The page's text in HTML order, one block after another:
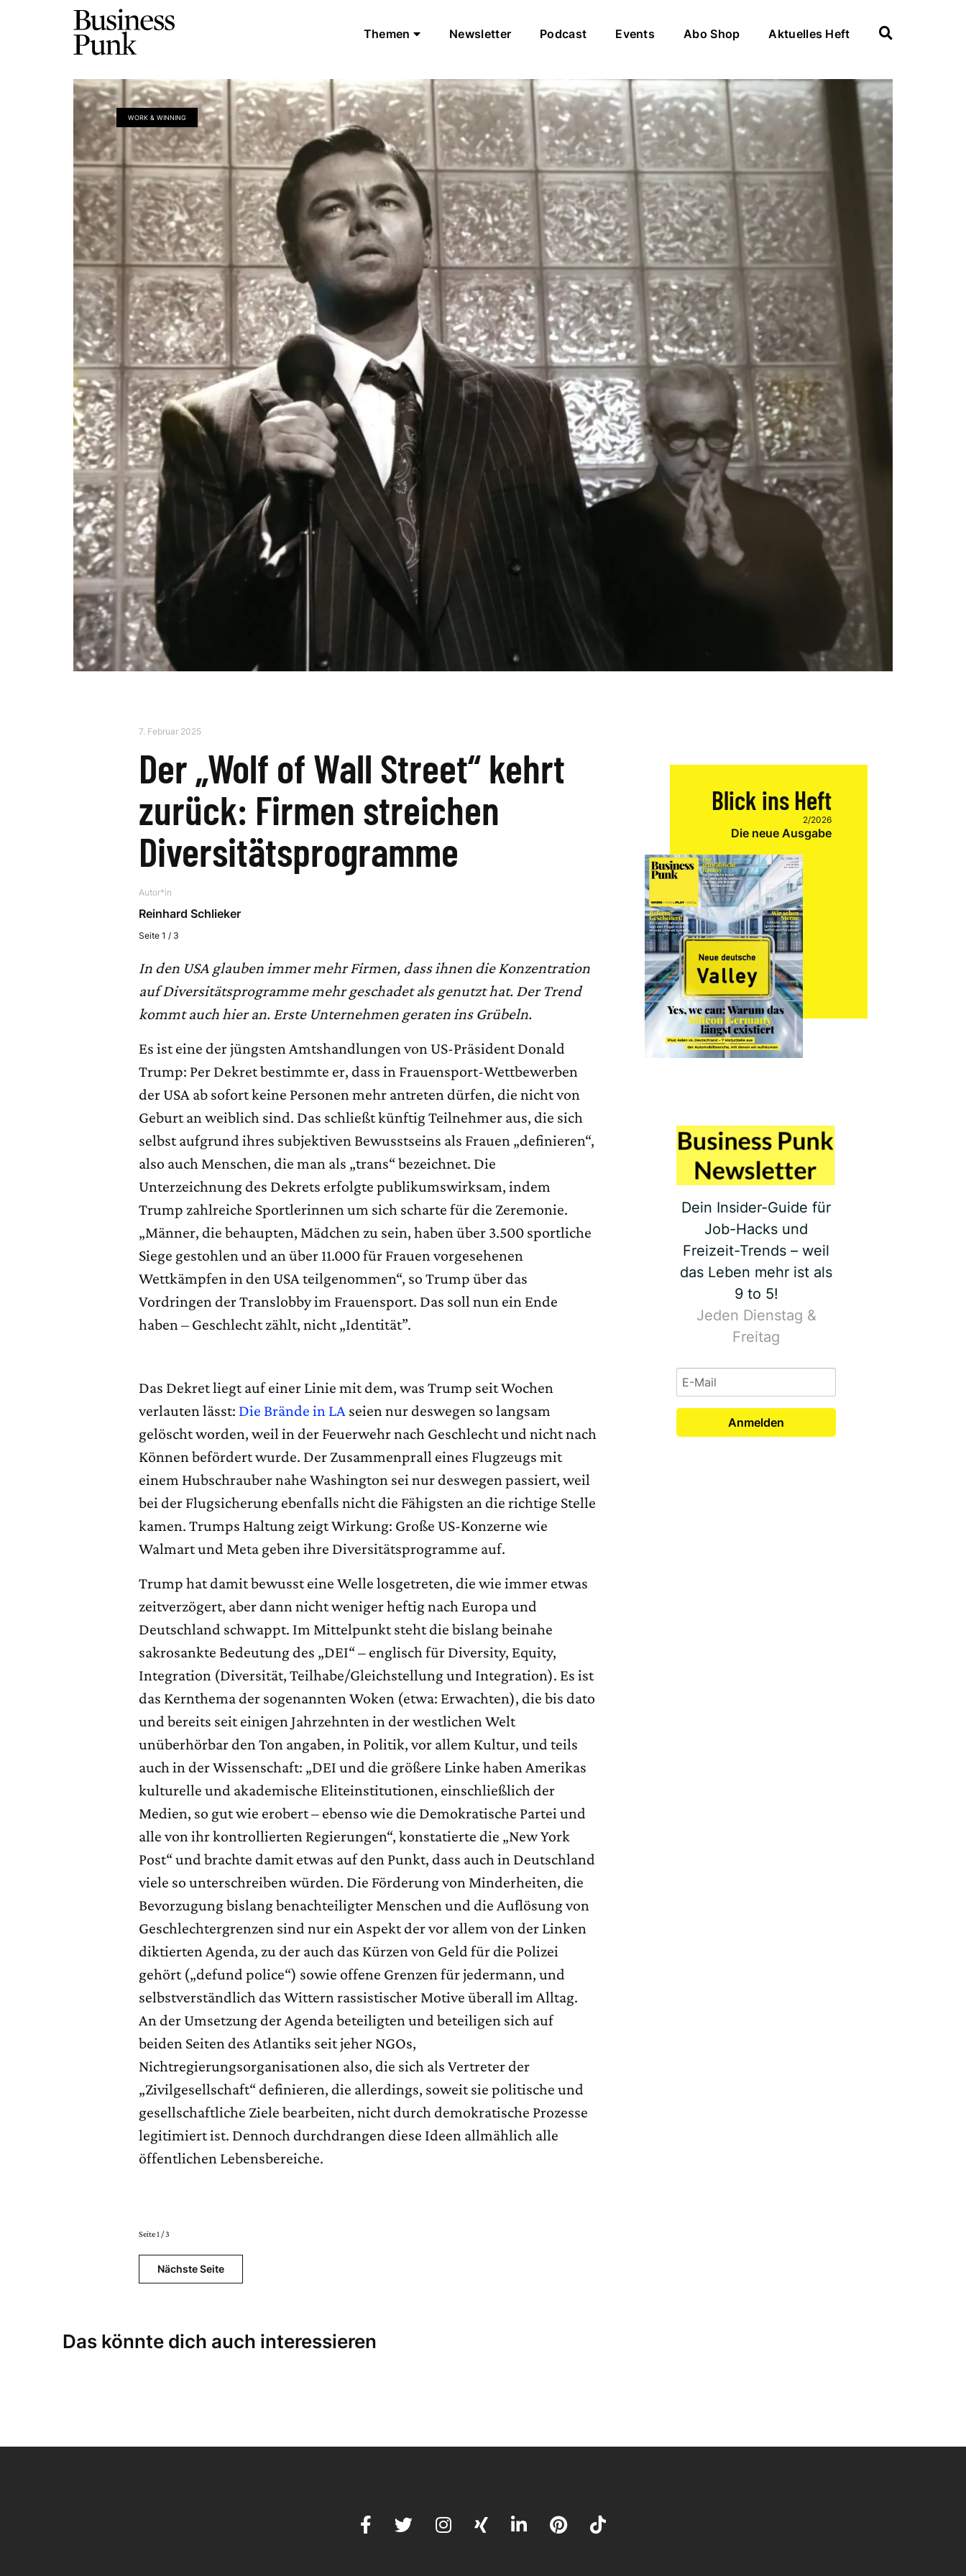
Themen Newsletter Podcast Events Abo Shop Aktuelles Heft
WORK & WINNING
7. Februar 2025
Der „Wolf of Wall Street“ kehrt
zurück: Firmen streichen
Diversitätsprogramme
Autor*in
Reinhard Schlieker
Seite 1 / 3
In den USA glauben immer mehr Firmen, dass ihnen die Konzentration
auf Diversitätsprogramme mehr geschadet als genutzt hat. Der Trend
kommt auch hier an. Erste Unternehmen geraten ins Grübeln.
Es ist eine der jüngsten Amtshandlungen von US-Präsident Donald
Trump: Per Dekret bestimmte er, dass in Frauensport-Wettbewerben
der USA ab sofort keine Personen mehr antreten dürfen, die nicht von
Geburt an weiblich sind. Das schließt künftig Teilnehmer aus, die sich
selbst aufgrund ihres subjektiven Bewusstseins als Frauen „definieren“,
also auch Menschen, die man als „trans“ bezeichnet. Die
Unterzeichnung des Dekrets erfolgte publikumswirksam, indem
Trump zahlreiche Sportlerinnen um sich scharte für die Zeremonie.
„Männer, die behaupten, Mädchen zu sein, haben über 3.500 sportliche
Siege gestohlen und an über 11.000 für Frauen vorgesehenen
Wettkämpfen in den USA teilgenommen“, so Trump über das
Vordringen der Translobby im Frauensport. Das soll nun ein Ende
haben – Geschlecht zählt, nicht „Identität”.
Das Dekret liegt auf einer Linie mit dem, was Trump seit Wochen
verlauten lässt: Die Brände in LA seien nur deswegen so langsam
gelöscht worden, weil in der Feuerwehr nach Geschlecht und nicht nach
Können befördert wurde. Der Zusammenprall eines Flugzeugs mit
einem Hubschrauber nahe Washington sei nur deswegen passiert, weil
bei der Flugsicherung ebenfalls nicht die Fähigsten an die richtige Stelle
kamen. Trumps Haltung zeigt Wirkung: Große US-Konzerne wie
Walmart und Meta geben ihre Diversitätsprogramme auf.
Trump hat damit bewusst eine Welle losgetreten, die wie immer etwas
zeitverzögert, aber dann nicht weniger heftig nach Europa und
Deutschland schwappt. Im Mittelpunkt steht die bislang beinahe
sakrosankte Bedeutung des „DEI“ – englisch für Diversity, Equity,
Integration (Diversität, Teilhabe/Gleichstellung und Integration). Es ist
das Kernthema der sogenannten Woken (etwa: Erwachten), die bis dato
und bereits seit einigen Jahrzehnten in der westlichen Welt
unüberhörbar den Ton angaben, in Politik, vor allem Kultur, und teils
auch in der Wissenschaft: „DEI und die größere Linke haben Amerikas
kulturelle und akademische Eliteinstitutionen, einschließlich der
Medien, so gut wie erobert – ebenso wie die Demokratische Partei und
alle von ihr kontrollierten Regierungen“, konstatierte die „New York
Post“ und brachte damit etwas auf den Punkt, dass auch in Deutschland
viele so unterschreiben würden. Die Förderung von Minderheiten, die
Bevorzugung bislang benachteiligter Menschen und die Auflösung von
Geschlechtergrenzen sind nur ein Aspekt der vor allem von der Linken
diktierten Agenda, zu der auch das Kürzen von Geld für die Polizei
gehört („defund police“) sowie offene Grenzen für jedermann, und
selbstverständlich das Wittern rassistischer Motive überall im Alltag.
An der Umsetzung der Agenda beteiligten und beteiligen sich auf
beiden Seiten des Atlantiks seit jeher NGOs,
Nichtregierungsorganisationen also, die sich als Vertreter der
„Zivilgesellschaft“ definieren, die allerdings, soweit sie politische und
gesellschaftliche Ziele bearbeiten, nicht durch demokratische Prozesse
legitimiert ist. Dennoch durchdrangen diese Ideen allmählich alle
öffentlichen Lebensbereiche.
Seite 1 / 3
Nächste Seite
Das könnte dich auch interessieren
Blick ins Heft
2/2026
Die neue Ausgabe
Dein Insider-Guide für
Job-Hacks und
Freizeit-Trends – weil
das Leben mehr ist als
9 to 5!
Jeden Dienstag &
Freitag
Anmelden